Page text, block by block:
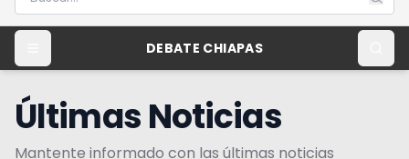
DEBATE CHIAPAS
Últimas Noticias
Mantente informado con las últimas noticias